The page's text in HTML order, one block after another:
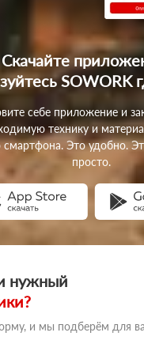
Скачайте
SOWORK
себе приложение и
технику и
смартфона. Это удобно.
просто.
нужный
и мы подберём для